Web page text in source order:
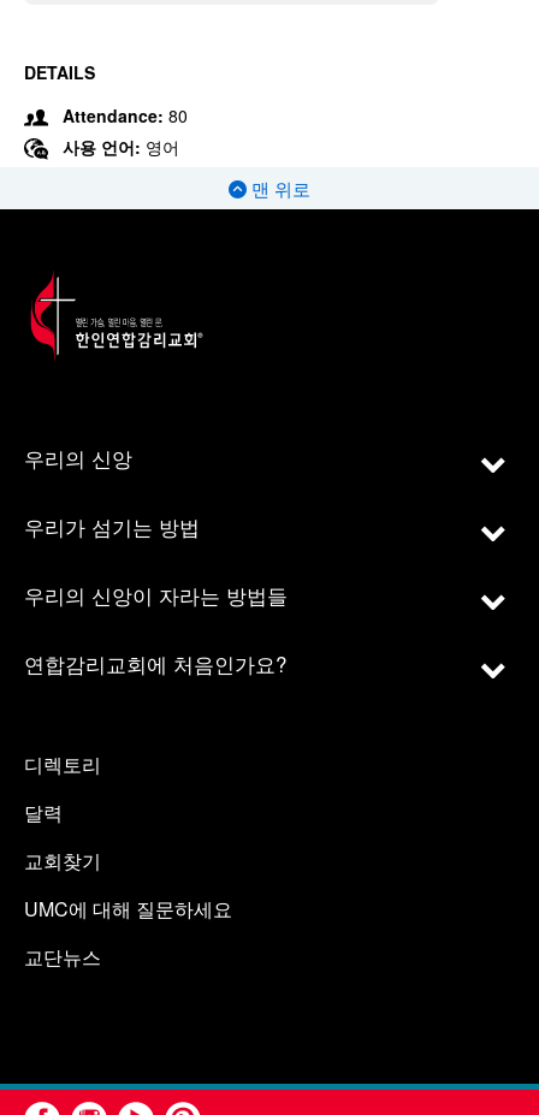
DETAILS
Attendance: 80
사용 언어: 영어
맨 위로
우리의 신앙
우리가 섬기는 방법
우리의 신앙이 자라는 방법들
연합감리교회에 처음인가요?
디렉토리
달력
교회찾기
UMC에 대해 질문하세요
교단뉴스